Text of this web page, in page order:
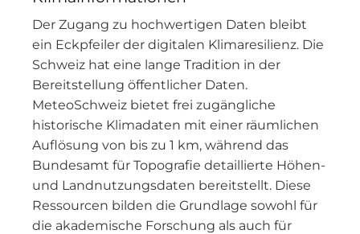
Der Zugang zu hochwertigen Daten bleibt
ein Eckpfeiler der digitalen Klimaresilienz. Die
Schweiz hat eine lange Tradition in der
Bereitstellung öffentlicher Daten.
MeteoSchweiz bietet frei zugängliche
historische Klimadaten mit einer räumlichen
Auflösung von bis zu 1 km, während das
Bundesamt für Topografie detaillierte Höhen-
und Landnutzungsdaten bereitstellt. Diese
Ressourcen bilden die Grundlage sowohl für
die akademische Forschung als auch für